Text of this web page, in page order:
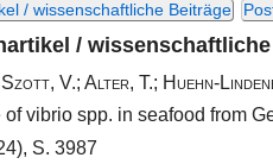
/ wissenschaftliche Beiträge
/
Szott, V.; Alter, T.; Huehn-
of vibrio spp. in seafood from
S. 3987